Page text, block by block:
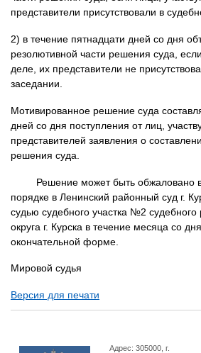
представители присутствовали в
2) в течение пятнадцати дней со дня
резолютивной части решения суда,
деле, их представители не
заседании.
Мотивированное решение суда
дней со дня поступления от лиц,
представителей заявления о
решения суда.
Решение может быть обжаловано в
порядке в Ленинский районный суд г.
судью судебного участка №2
округа г. Курска в течение месяца со
окончательной форме.
Мировой судья
Версия для печати
Адрес: 305000, г.